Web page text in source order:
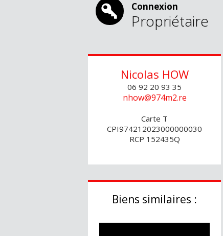
Connexion
Propriétaire
Nicolas HOW
06 92 20 93 35
nhow@974m2.re
Carte T
CPI974212023000000030
RCP 152435Q
Biens similaires :